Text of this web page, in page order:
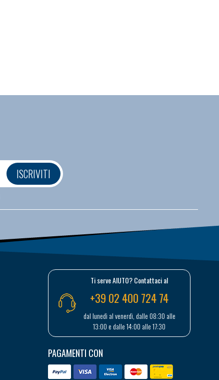
ISCRIVITI
Ti serve AIUTO? Contattaci al
+39 02 400 724 74
dal lunedì al venerdì, dalle 08:30 alle
13:00 e dalle 14:00 alle 17:30
PAGAMENTI CON